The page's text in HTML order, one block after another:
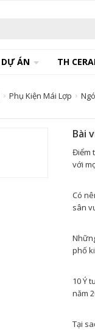
DỰ ÁN TH
Phụ Kiện Mái Lợp
Bài
Điểm
với
Có
sân
phố
10 Ý
năm
Tại